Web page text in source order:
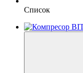
Список